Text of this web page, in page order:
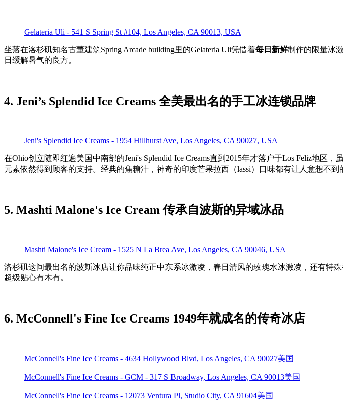
Gelateria Uli - 541 S Spring St #104, Los Angeles, CA 90013, USA
坐落在洛杉矶知名古董建筑Spring Arcade building里的Gelateria Uli凭借着每日新鲜制作的限量冰
日缓解暑气的良方。
4. Jeni’s Splendid Ice Creams 全美最出名的手工冰连锁品牌
Jeni's Splendid Ice Creams - 1954 Hillhurst Ave, Los Angeles, CA 90027, USA
在Ohio创立随即红遍美国中南部的Jeni's Splendid Ice Creams直到2015年才落户于Los Feliz地
元素依然得到顾客的支持。经典的焦糖汁，神奇的印度芒果拉西（lassi）口味都有让人意想不到
5. Mashti Malone's Ice Cream 传承自波斯的异域冰品
Mashti Malone's Ice Cream - 1525 N La Brea Ave, Los Angeles, CA 90046, USA
洛杉矶这间最出名的波斯冰店让你品味纯正中东系冰激凌，春日清风的玫瑰水冰激凌，还有特
超级贴心有木有。
6. McConnell's Fine Ice Creams 1949年就成名的传奇冰店
McConnell's Fine Ice Creams - 4634 Hollywood Blvd, Los Angeles, CA 90027美国
McConnell's Fine Ice Creams - GCM - 317 S Broadway, Los Angeles, CA 90013美国
McConnell's Fine Ice Creams - 12073 Ventura Pl, Studio City, CA 91604美国